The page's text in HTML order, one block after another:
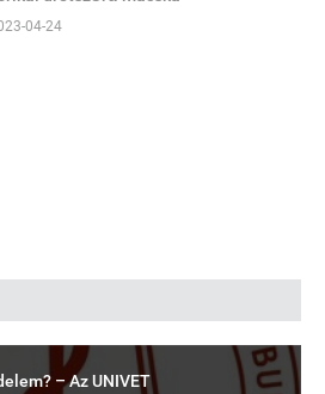
04-24
– Az UNIVET